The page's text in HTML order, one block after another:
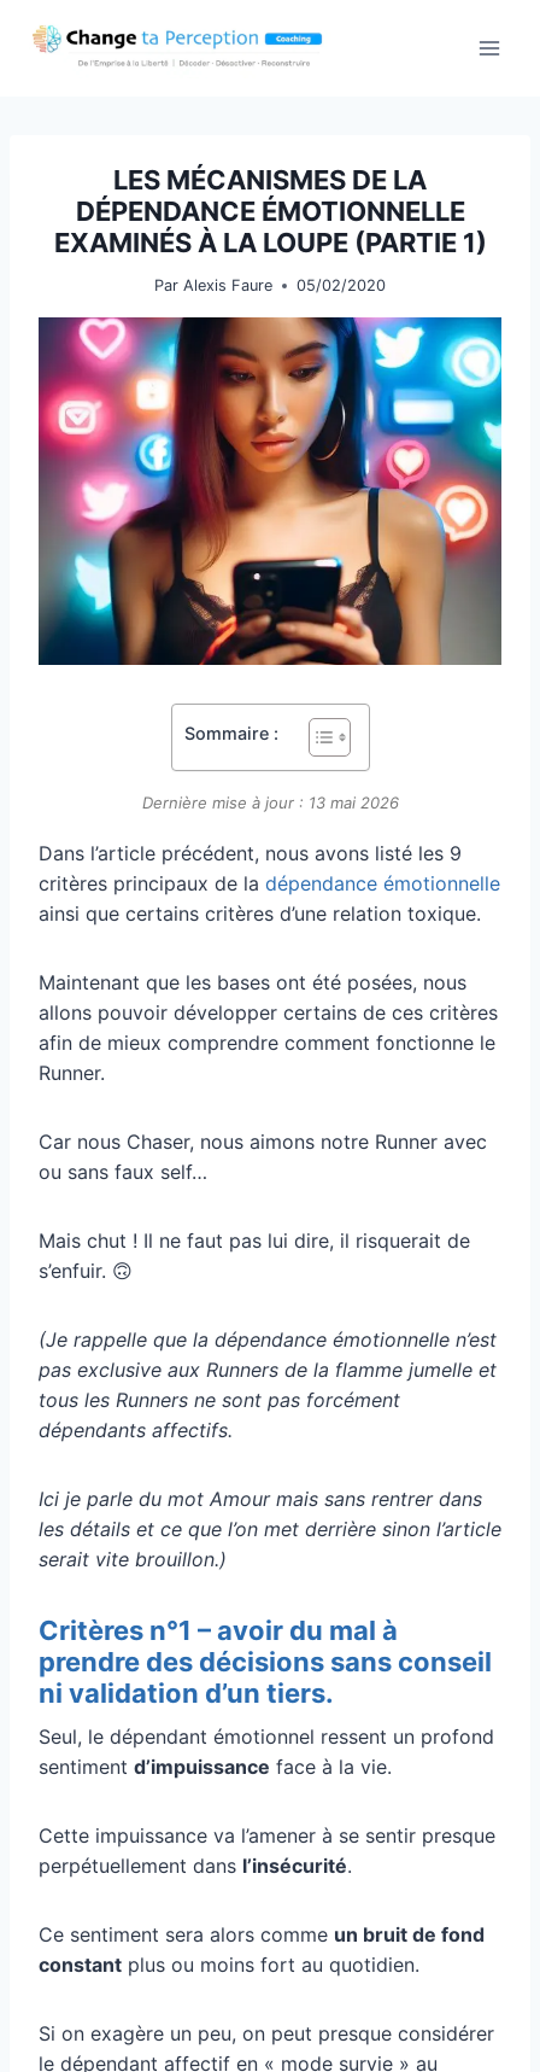
LES MÉCANISMES DE LA
DÉPENDANCE ÉMOTIONNELLE
EXAMINÉS À LA LOUPE (PARTIE 1)
Par Alexis Faure 05/02/2020
Sommaire :
Dernière mise à jour : 13 mai 2026
Dans l’article précédent, nous avons listé les 9
critères principaux de la dépendance émotionnelle
ainsi que certains critères d’une relation toxique.
Maintenant que les bases ont été posées, nous
allons pouvoir développer certains de ces critères
afin de mieux comprendre comment fonctionne le
Runner.
Car nous Chaser, nous aimons notre Runner avec
ou sans faux self…
Mais chut ! Il ne faut pas lui dire, il risquerait de
s’enfuir. 🙃
(Je rappelle que la dépendance émotionnelle n’est
pas exclusive aux Runners de la flamme jumelle et
tous les Runners ne sont pas forcément
dépendants affectifs.
Ici je parle du mot Amour mais sans rentrer dans
les détails et ce que l’on met derrière sinon l’article
serait vite brouillon.)
Critères n°1 – avoir du mal à
prendre des décisions sans conseil
ni validation d’un tiers.
Seul, le dépendant émotionnel ressent un profond
sentiment d’impuissance face à la vie.
Cette impuissance va l’amener à se sentir presque
perpétuellement dans l’insécurité.
Ce sentiment sera alors comme un bruit de fond
constant plus ou moins fort au quotidien.
Si on exagère un peu, on peut presque considérer
le dépendant affectif en « mode survie » au